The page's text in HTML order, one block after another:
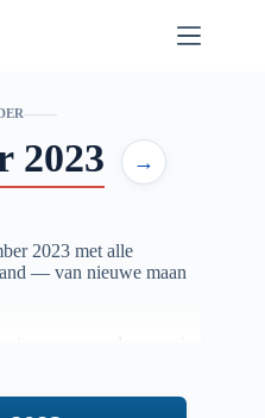
2023 →
2023 met alle
— van nieuwe maan
wanneer de maan in
die geïnteresseerd is in
zichtbaar is.